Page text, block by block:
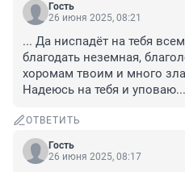
Гость
26 июня 2025, 08:21
... Да ниспадёт на тебя
благодать неземная,
хоромам твоим и много
Надеюсь на тебя и уповаю...
ОТВЕТИТЬ
Гость
26 июня 2025, 08:17